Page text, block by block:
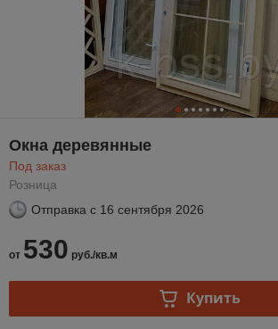
Окна деревянные
Под заказ
Розница
Отправка с 16 сентября 2026
от 530 руб./кв.м
Купить